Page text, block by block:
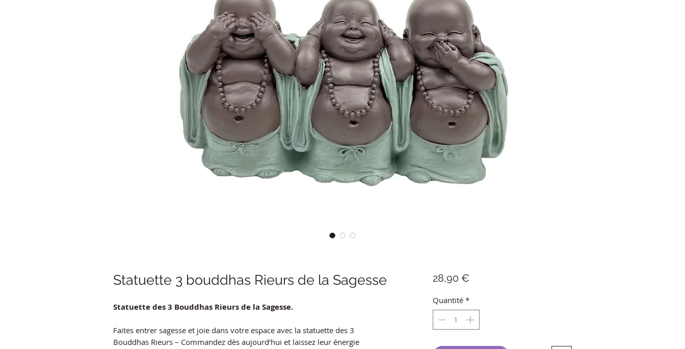
Statuette 3 bouddhas Rieurs de la Sagesse
Statuette des 3 Bouddhas Rieurs de la Sagesse.
Faites entrer sagesse et joie dans votre espace avec la statuette des 3
Bouddhas Rieurs – Commandez dès aujourd’hui et laissez leur énergie
28,90 €Prix
Quantité *